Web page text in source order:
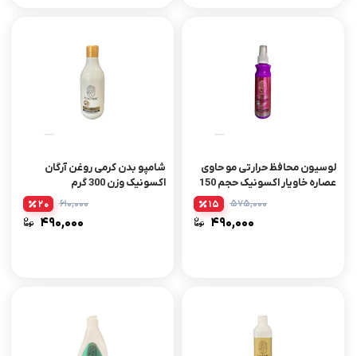
لوسیون محافظ حرارتی مو حاوی
عصاره خاویار اکسونیک حجم 150
۵۷۵,۰۰۰
۴۹۰,۰۰۰
15
شامپو بدن کرمی روغن آرگان
اکسونیک وزن 300 گرم
۶۱۰,۰۰۰
۴۹۰,۰۰۰
20